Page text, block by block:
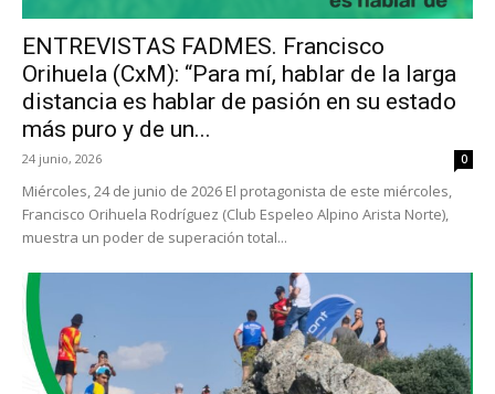
ENTREVISTAS FADMES. Francisco
Orihuela (CxM): “Para mí, hablar de la larga
distancia es hablar de pasión en su estado
más puro y de un...
24 junio, 2026 0
Miércoles, 24 de junio de 2026 El protagonista de este miércoles,
Francisco Orihuela Rodríguez (Club Espeleo Alpino Arista Norte),
muestra un poder de superación total...